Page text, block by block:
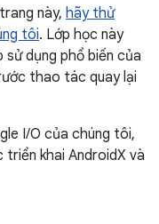
này, hãy thử
tôi. Lớp học này
dụng phổ biến của
thao tác quay lại
I/O của chúng tôi,
khai AndroidX và